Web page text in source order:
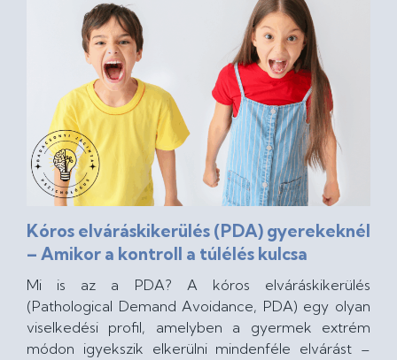
Kóros elváráskikerülés (PDA) gyerekeknél
– Amikor a kontroll a túlélés kulcsa
Mi is az a PDA? A kóros elváráskikerülés
(Pathological Demand Avoidance, PDA) egy olyan
viselkedési profil, amelyben a gyermek extrém
módon igyekszik elkerülni mindenféle elvárást –